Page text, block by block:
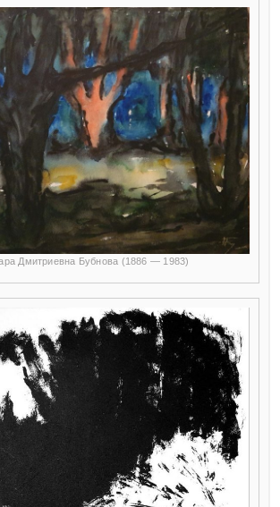
Дмитриевна Бубнова (1886 — 1983)